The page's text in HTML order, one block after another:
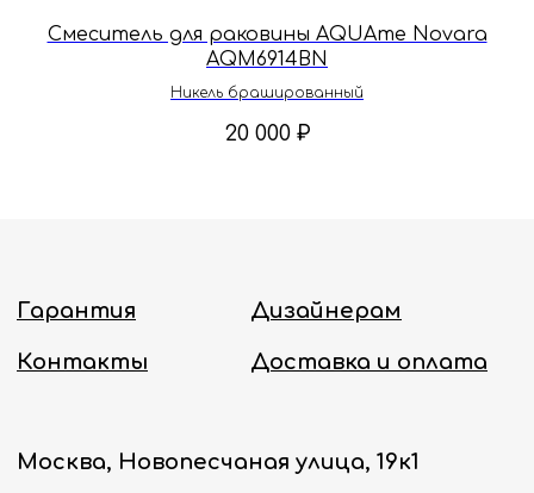
Смеситель для раковины AQUAme Novara
AQM6914BN
Никель брашированный
20 000 ₽
Политика конфиденциальности